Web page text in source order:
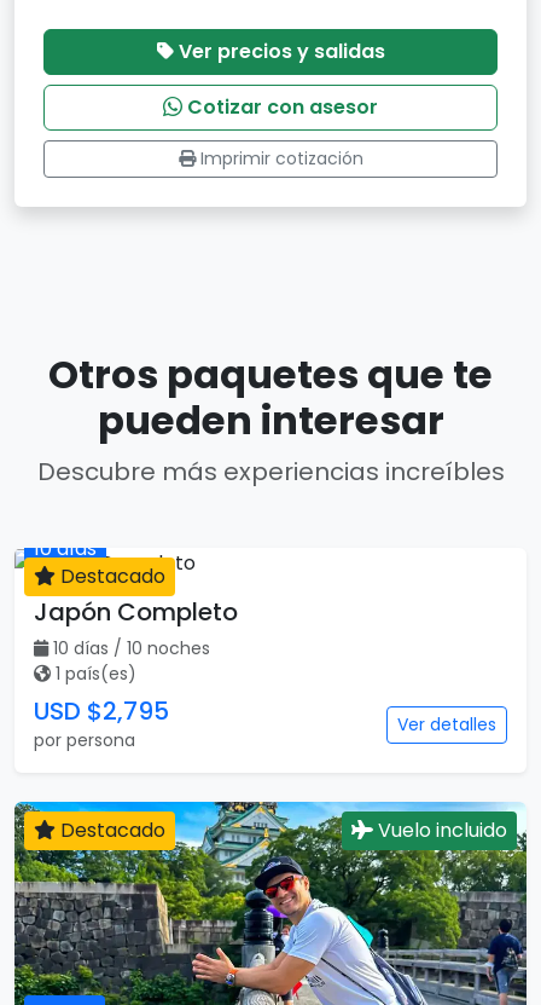
Ver precios y salidas
Cotizar con asesor
Imprimir cotización
Otros paquetes que te
pueden interesar
Descubre más experiencias increíbles
10 días
Destacado
Japón Completo
10 días / 10 noches
1 país(es)
USD $2,795
por persona
Ver detalles